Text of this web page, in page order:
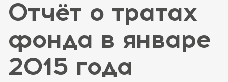
Отчёт о тратах
фонда в январе
2015 года